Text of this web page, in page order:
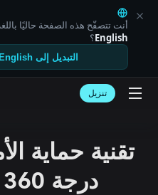
أنت تتصفّح هذه الصفحة حاليًا
English؟
التبديل إلى English
تنزيل
تقنية حماية
Bitget Wallet 360 درجة